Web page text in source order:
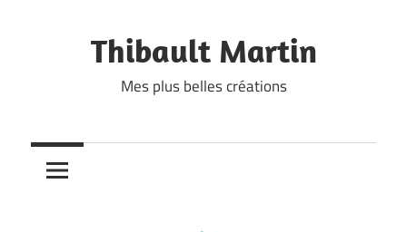
Thibault Martin
Mes plus belles créations